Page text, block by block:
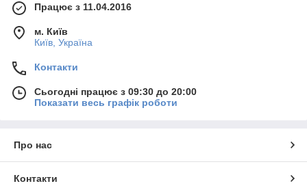
Працює з 11.04.2016
м. Київ
Київ, Україна
Контакти
Сьогодні працює з 09:30 до 20:00
Показати весь графік роботи
Про нас
Контакти